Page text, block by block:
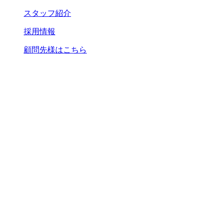
スタッフ紹介
採用情報
顧問先様はこちら